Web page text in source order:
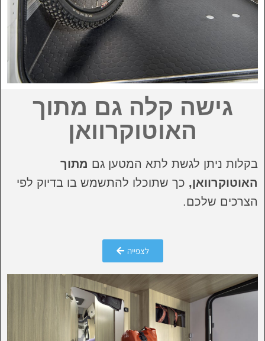
גישה קלה גם מתוך
האוטוקרוואן
בקלות ניתן לגשת לתא המטען גם מתוך
האוטוקרוואן, כך שתוכלו להתשמש בו בדיוק לפי
הצרכים שלכם.
לצפייה